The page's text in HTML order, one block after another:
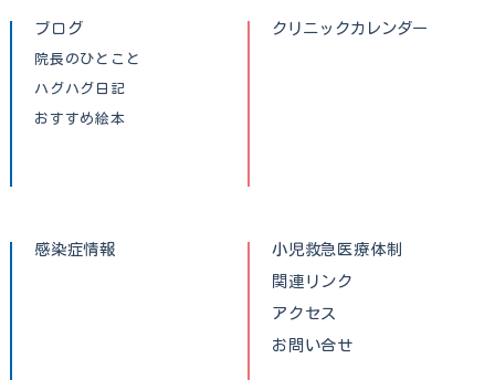
ブログ
院長のひとこと
ハグハグ日記
おすすめ絵本
クリニックカレンダー
感染症情報
小児救急医療体制
関連リンク
アクセス
お問い合せ